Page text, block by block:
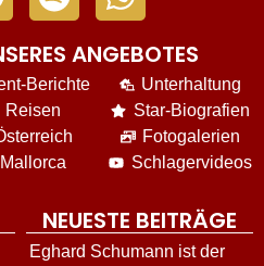
ANGEBOTES
Berichte
Reisen
Mallorca
Unterhaltung
Star-Biografien
Fotogalerien
Schlagervideos
NEUESTE BEITRÄGE
Eghard Schumann ist der